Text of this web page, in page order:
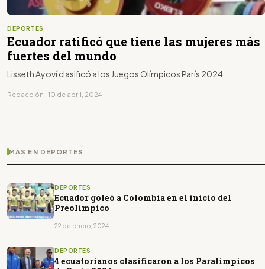
DEPORTES
Ecuador ratificó que tiene las mujeres más
fuertes del mundo
Lisseth Ayoví clasificó a los Juegos Olímpicos París 2024
Redacción · 10 de abril, 2024
MÁS EN DEPORTES
DEPORTES
Ecuador goleó a Colombia en el inicio del
Preolímpico
22 de enero, 2024
DEPORTES
4 ecuatorianos clasificaron a los Paralímpicos